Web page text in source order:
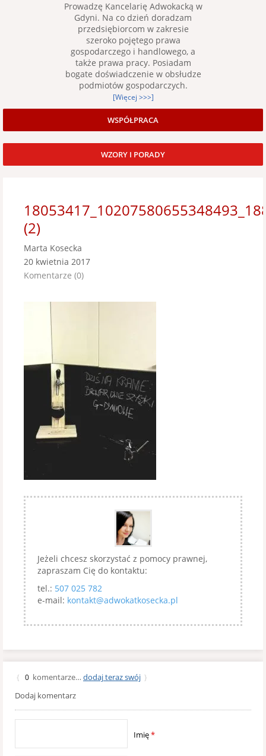
Prowadzę Kancelarię Adwokacką w
Gdyni. Na co dzień doradzam
przedsiębiorcom w zakresie
szeroko pojętego prawa
gospodarczego i handlowego, a
także prawa pracy. Posiadam
bogate doświadczenie w obsłudze
podmiotów gospodarczych.
[Więcej >>>]
WSPÓŁPRACA
WZORY I PORADY
(2)
Marta Kosecka
20 kwietnia 2017
Komentarze (0)
Jeżeli chcesz skorzystać z pomocy prawnej,
zapraszam Cię do kontaktu:
tel.: 507 025 782
e-mail: kontakt@adwokatkosecka.pl
{ 0 komentarze… dodaj teraz swój }
Dodaj komentarz
Imię*